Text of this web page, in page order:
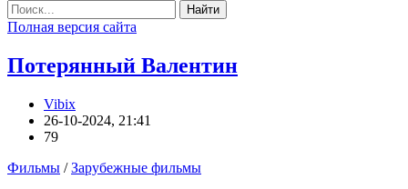
Найти
Полная версия сайта
Потерянный Валентин
Vibix
26-10-2024, 21:41
79
Фильмы /Зарубежные фильмы